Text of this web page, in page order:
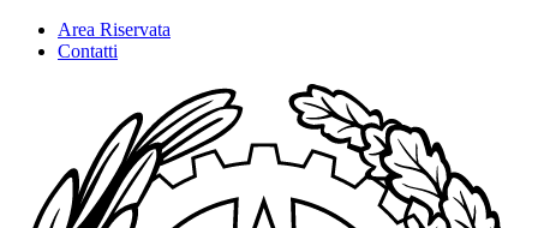
Area Riservata
Contatti